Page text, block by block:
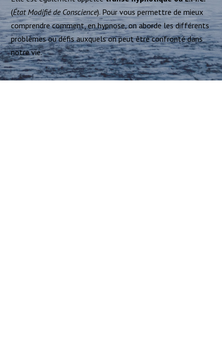
(État Modifié de Conscience). Pour vous permettre de mieux
comprendre comment, en hypnose, on aborde les différents
problèmes ou défis auxquels on peut être confronté dans
notre vie.